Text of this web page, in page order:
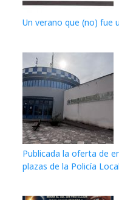
Un verano que (no) fue
Publicada la oferta de
plazas de la Policía